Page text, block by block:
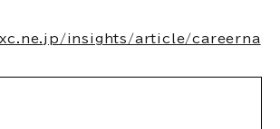
insights/article/careerna